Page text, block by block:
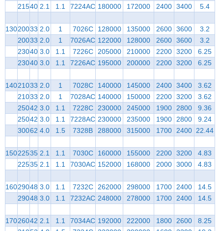
21540 2.1 1.1 7224AC 180000 172000 2400 3400 5.4
13020033 2.0 1 7026C 128000 135000 2600 3600
3.2
20033 2.0 1 7026AC 122000 128000 2600 3600
3.2
23040 3.0 1.1 7226C 205000 210000 2200 3200
6.25
23040 3.0 1.1 7226AC 195000 200000 2200 3200 6.25
14021033 2.0 1 7028C 140000 145000 2400 3400
3.62
21033 2.0 1 7028AC 140000 150000 2200 3200
3.62
25042 3.0 1.1 7228C 230000 245000 1900 2800
9.36
25042 3.0 1.1 7228AC 230000 235000 1900 2800
9.24
30062 4.0 1.5 7328B 288000 315000 1700 2400 22.44
15022535 2.1 1.1 7030C 160000 155000 2200 3200
4.83
22535 2.1 1.1 7030AC 152000 168000 2000 3000 4.83
16029048 3.0 1.1 7232C 262000 298000 1700 2400
14.5
29048 3.0 1.1 7232AC 248000 278000 1700 2400 14.5
17026042 2.1 1.1 7034AC 192000 222000 1800 2600
8.25